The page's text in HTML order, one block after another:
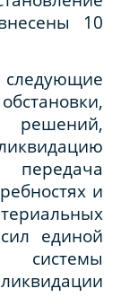
10
и
единой